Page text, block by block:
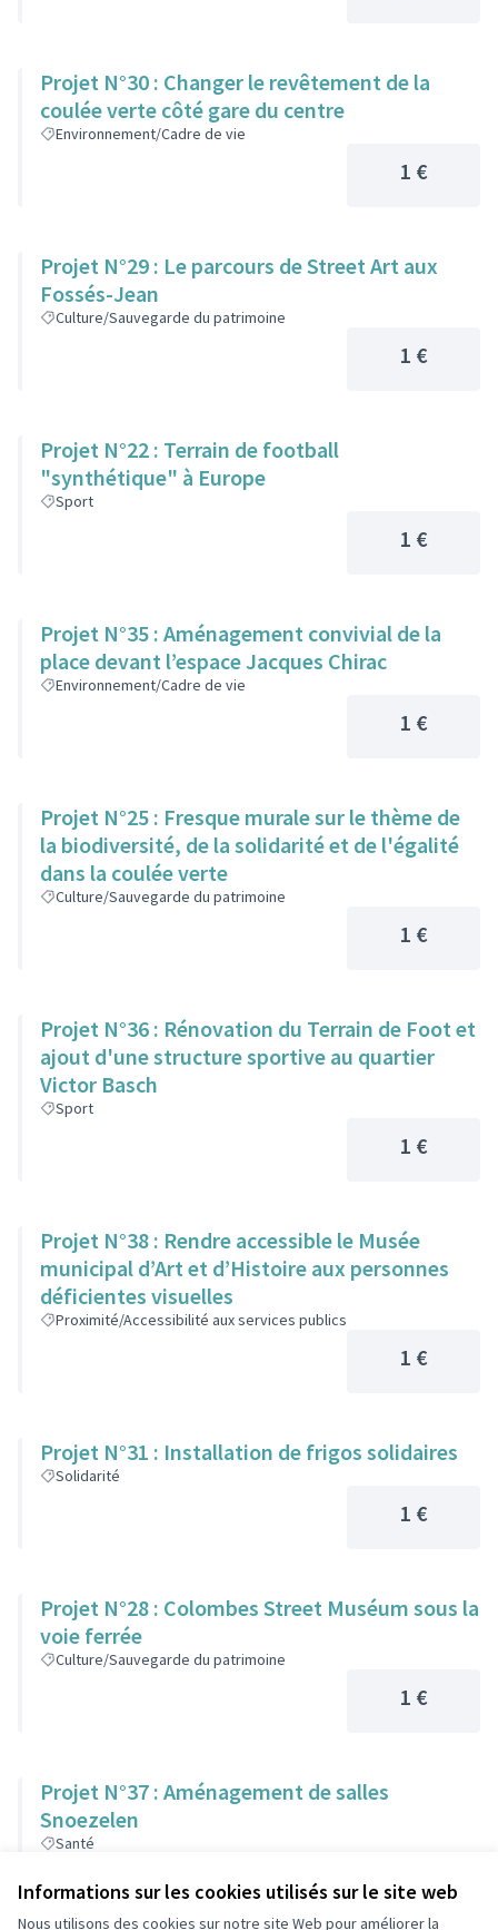
Informations sur les cookies utilisés sur le site web
Nous utilisons des cookies sur notre site Web pour améliorer la
Projet N°30 : Changer le revêtement de la
coulée verte côté gare du centre
Environnement/Cadre de vie
1 €
Projet N°29 : Le parcours de Street Art aux
Fossés-Jean
Culture/Sauvegarde du patrimoine
1 €
Projet N°22 : Terrain de football
"synthétique" à Europe
Sport
1 €
Projet N°35 : Aménagement convivial de la
place devant l’espace Jacques Chirac
Environnement/Cadre de vie
1 €
Projet N°25 : Fresque murale sur le thème de
la biodiversité, de la solidarité et de l'égalité
dans la coulée verte
Culture/Sauvegarde du patrimoine
1 €
Projet N°36 : Rénovation du Terrain de Foot et
ajout d'une structure sportive au quartier
Victor Basch
Sport
1 €
Projet N°38 : Rendre accessible le Musée
municipal d’Art et d’Histoire aux personnes
déficientes visuelles
Proximité/Accessibilité aux services publics
1 €
Projet N°31 : Installation de frigos solidaires
Solidarité
1 €
Projet N°28 : Colombes Street Muséum sous la
voie ferrée
Culture/Sauvegarde du patrimoine
1 €
Projet N°37 : Aménagement de salles
Snoezelen
Santé
1 €